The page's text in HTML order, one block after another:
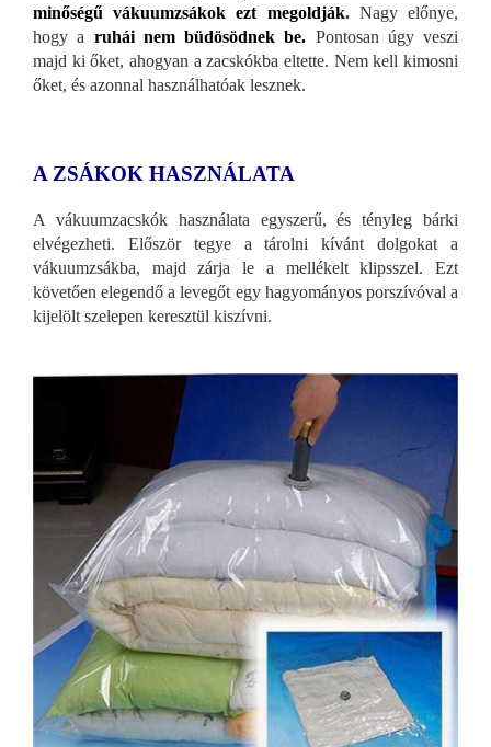
minőségű vákuumzsákok ezt megoldják.Nagy előnye,
hogy a ruhái nem büdösödnek be. Pontosan úgy veszi
majd ki őket, ahogyan a zacskókba eltette. Nem kell kimosni
őket, és azonnal használhatóak lesznek.
A ZSÁKOK HASZNÁLATA
A vákuumzacskók használata egyszerű, és tényleg bárki
elvégezheti. Először tegye a tárolni kívánt dolgokat a
vákuumzsákba, majd zárja le a mellékelt klipsszel. Ezt
követően elegendő a levegőt egy hagyományos porszívóval a
kijelölt szelepen keresztül kiszívni.